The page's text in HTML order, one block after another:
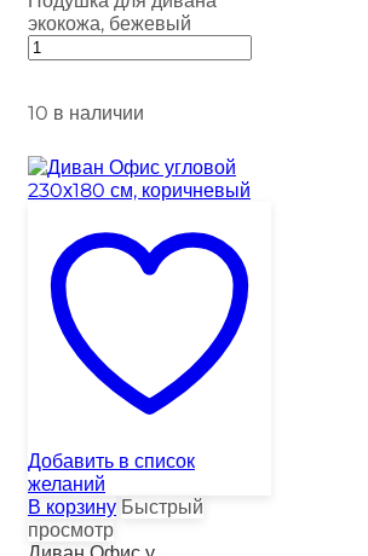
экокожа, бежевый
10 в наличии
Добавить в список
желаний
В корзину Быстрый
просмотр